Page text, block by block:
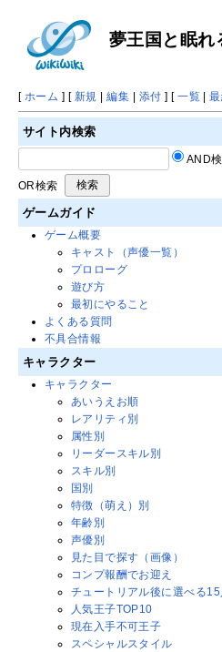
夢王国と眠
[ ホーム ] [ 新規 |編集 | 添付 ] [一覧 |
サイト内検索
AND
OR検索
ゲームガイド
ゲーム概要
キャスト（声優一覧）
プロローグ
遊び方
最初にやること
よくある質問
不具合情報
キャラクター
キャラクター
あいうえお順
レアリティ別
属性別
リーダースキル別
スキル別
国別
特徴（萌え）別
年齢別
声優別
見た目で探す（画像）
コンプ報酬でお迎え
チュートリアル後に選べる15
人気王子TOP10
現在入手不可王子
スペシャルスタイル